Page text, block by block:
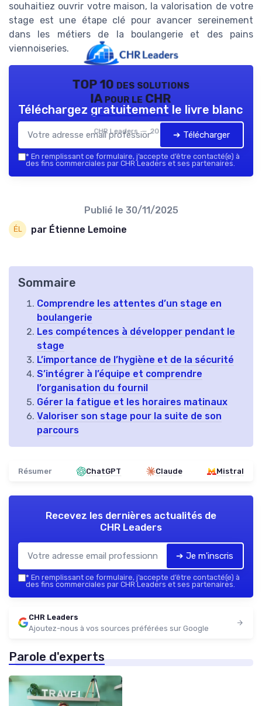
souhaitiez ouvrir votre maison, la valorisation de votre
stage est une étape clé pour avancer sereinement
dans les métiers de la boulangerie et des pains
viennoiseries.
TOP 10 des solutions
IA pour le CHR
CHR Leaders — 2026
Téléchargez gratuitement le livre blanc
➔ Télécharger
* En remplissant ce formulaire, j’accepte d’être contacté(e) à
des fins commerciales par CHR Leaders et ses partenaires.
Publié le 30/11/2025
par Étienne Lemoine
Sommaire
Comprendre les attentes d’un stage en
boulangerie
Les compétences à développer pendant le
stage
L’importance de l’hygiène et de la sécurité
S’intégrer à l’équipe et comprendre
l’organisation du fournil
Gérer la fatigue et les horaires matinaux
Valoriser son stage pour la suite de son
parcours
Résumer ChatGPT Claude Mistral
Recevez les dernières actualités de
CHR Leaders
➔ Je m'inscris
* En remplissant ce formulaire, j’accepte d’être contacté(e) à
des fins commerciales par CHR Leaders et ses partenaires.
CHR Leaders
Ajoutez-nous à vos sources préférées sur Google
Parole d'experts